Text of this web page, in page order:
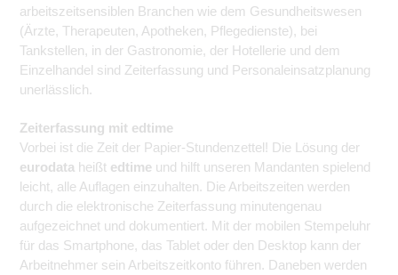
arbeitszeitsensiblen Branchen wie dem Gesundheitswesen
(Ärzte, Therapeuten, Apotheken, Pflegedienste), bei
Tankstellen, in der Gastronomie, der Hotellerie und dem
Einzelhandel sind Zeiterfassung und Personaleinsatzplanung
unerlässlich.
Zeiterfassung mit edtime
Vorbei ist die Zeit der Papier-Stundenzettel! Die Lösung der
eurodata heißt edtime und hilft unseren Mandanten spielend
leicht, alle Auflagen einzuhalten. Die Arbeitszeiten werden
durch die elektronische Zeiterfassung minutengenau
aufgezeichnet und dokumentiert. Mit der mobilen Stempeluhr
für das Smartphone, das Tablet oder den Desktop kann der
Arbeitnehmer sein Arbeitszeitkonto führen. Daneben werden